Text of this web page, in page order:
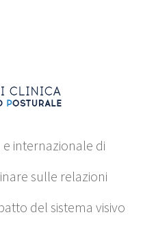
internazionale di
sulle relazioni
del sistema visivo